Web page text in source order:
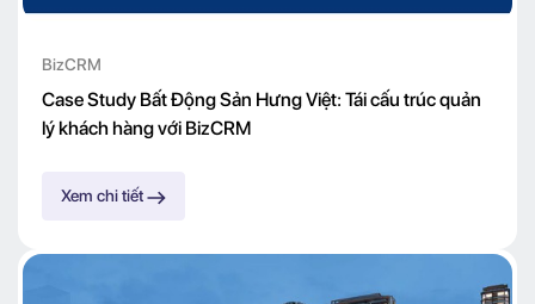
BizCRM
Case Study Bất Động Sản Hưng Việt: Tái cấu trúc quản
lý khách hàng với BizCRM
Xem chi tiết